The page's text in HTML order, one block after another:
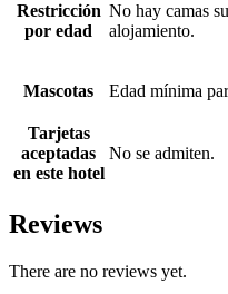
Restricción
por edad
No hay camas
alojamiento.
Mascotas Edad mínima
Tarjetas
aceptadas
en este hotel
No se admiten.
Reviews
There are no reviews yet.